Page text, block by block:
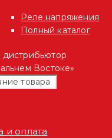
Реле напряжения
Полный каталог
Востоке»
и оплата